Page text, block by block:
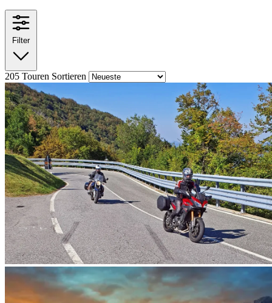
Filter
205 Touren Sortieren